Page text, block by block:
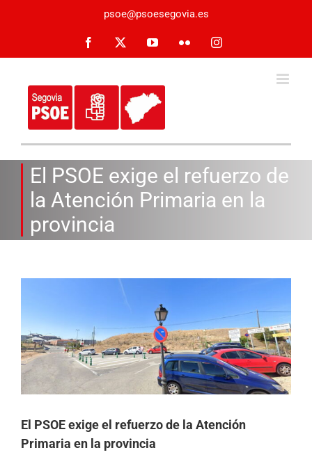
psoe@psoesegovia.es
Facebook YouTubeFlickr Instagram
El PSOE exige el refuerzo de
la Atención Primaria en la
provincia
grande
El PSOE exige el refuerzo de la Atención
Primaria en la provincia